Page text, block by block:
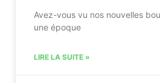
Avez-vous vu nos nouvelles
une époque
LIRE LA SUITE »